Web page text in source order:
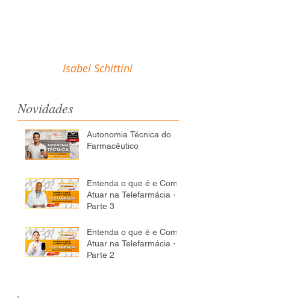
Isabel Schittini
Novidades
Autonomia Técnica do
Farmacêutico
Entenda o que é e Como
Atuar na Telefarmácia -
Parte 3
Entenda o que é e Como
Atuar na Telefarmácia -
Parte 2